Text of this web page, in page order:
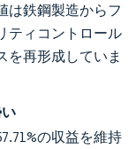
は鉄鋼製造からフ
ティコントロール
を再形成していま
の収益を維持